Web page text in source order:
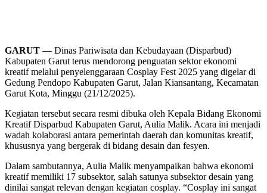
GARUT — Dinas Pariwisata dan Kebudayaan (Disparbud)
Kabupaten Garut terus mendorong penguatan sektor ekonomi
kreatif melalui penyelenggaraan Cosplay Fest 2025 yang digelar di
Gedung Pendopo Kabupaten Garut, Jalan Kiansantang, Kecamatan
Garut Kota, Minggu (21/12/2025).
Kegiatan tersebut secara resmi dibuka oleh Kepala Bidang Ekonomi
Kreatif Disparbud Kabupaten Garut, Aulia Malik. Acara ini menjadi
wadah kolaborasi antara pemerintah daerah dan komunitas kreatif,
khususnya yang bergerak di bidang desain dan fesyen.
Dalam sambutannya, Aulia Malik menyampaikan bahwa ekonomi
kreatif memiliki 17 subsektor, salah satunya subsektor desain yang
dinilai sangat relevan dengan kegiatan cosplay. “Cosplay ini sangat